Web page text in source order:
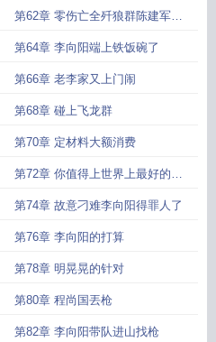
第62章 零伤亡全歼狼群陈建军的
震惊
第64章 李向阳端上铁饭碗了
第66章 老李家又上门闹
第68章 碰上飞龙群
第70章 定材料大额消费
第72章 你值得上世界上最好的东
西
第74章 故意刁难李向阳得罪人了
第76章 李向阳的打算
第78章 明晃晃的针对
第80章 程尚国丟枪
第82章 李向阳带队进山找枪